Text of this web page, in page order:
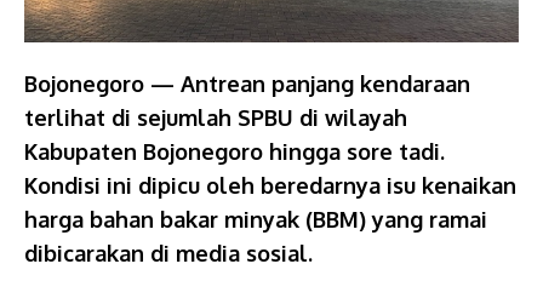
Bojonegoro — Antrean panjang kendaraan
terlihat di sejumlah SPBU di wilayah
Kabupaten Bojonegoro hingga sore tadi.
Kondisi ini dipicu oleh beredarnya isu kenaikan
harga bahan bakar minyak (BBM) yang ramai
dibicarakan di media sosial.